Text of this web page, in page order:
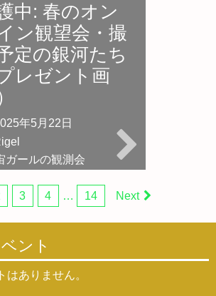
中: 春のオン
ン観望会・撮
定の銀河たち
プレゼント画
年5月22日
ガールの観測会
3 4 … 14 Next
ント
はありません。